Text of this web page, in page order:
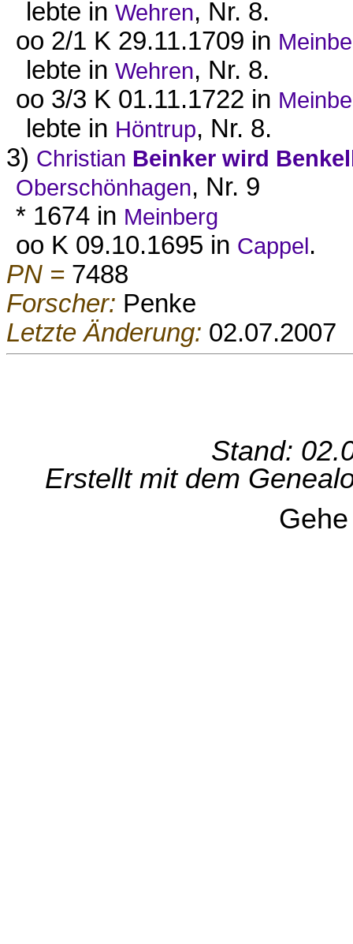
lebte in Wehren, Nr. 8.
oo 2/1 K 29.11.1709 in
lebte in Wehren, Nr. 8.
oo 3/3 K 01.11.1722 in
lebte in Höntrup, Nr. 8.
3) Christian Beinker wird
Oberschönhagen, Nr. 9
* 1674 in Meinberg
oo K 09.10.1695 in Cappel.
PN = 7488
Forscher: Penke
Letzte Änderung: 02.07.2007
Stand:
Erstellt mit dem